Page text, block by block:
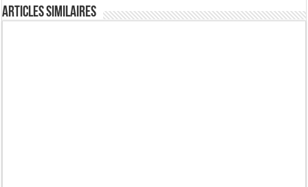
Articles similaires